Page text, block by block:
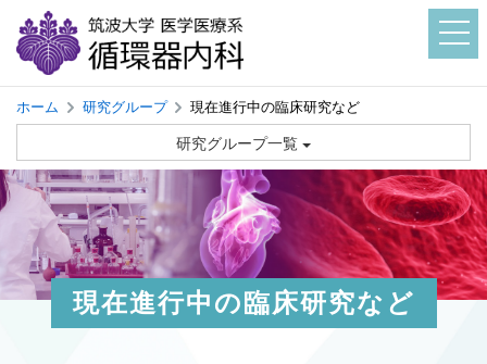
ホーム 研究グループ 現在進行中の臨床研究など
研究グループ一覧
現在進行中の臨床研究など